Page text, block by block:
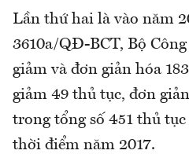
Lần thứ hai là vào năm
3610a/QĐ-BCT, Bộ
giảm và đơn giản hóa
giảm 49 thủ tục, đơn
trong tổng số 451 thủ
thời điểm năm 2017.